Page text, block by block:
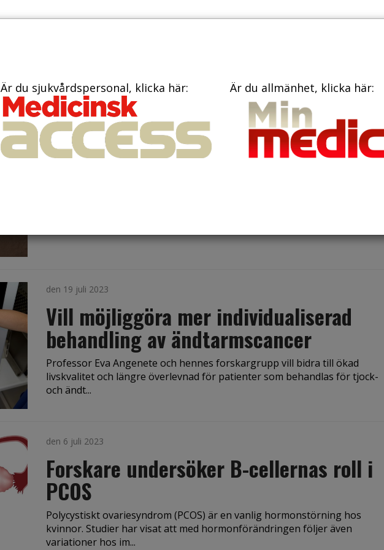
AKTUELLT TIDNINGAR KONTAKT
den 26 juli 2023
Landslagsspelare i fotboll utbildar sig i
den 19 juli 2023
Vill möjliggöra mer individualiserad
behandling av ändtarmscancer
Professor Eva Angenete och hennes forskargrupp vill bidra till ökad
livskvalitet och längre överlevnad för patienter som behandlas för tjock-
och ändt...
den 6 juli 2023
Forskare undersöker B-cellernas roll i
PCOS
Polycystiskt ovariesyndrom (PCOS) är en vanlig hormonstörning hos
kvinnor. Studier har visat att med hormonförändringen följer även
variationer hos im...
Är du sjukvårdspersonal, klicka här: Är du allmänhet, klicka här: